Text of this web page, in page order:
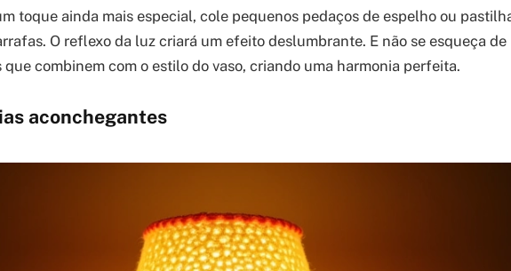
toque ainda mais especial, cole pequenos pedaços de espelho ou
O reflexo da luz criará um efeito deslumbrante. E não se esqueça de
combinem com o estilo do vaso, criando uma harmonia perfeita.
aconchegantes